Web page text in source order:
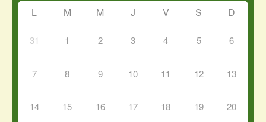
L M M J V S D
31 1 2 3 4 5 6
7 8 9 10 11 12 13
14 15 16 17 18 19 20